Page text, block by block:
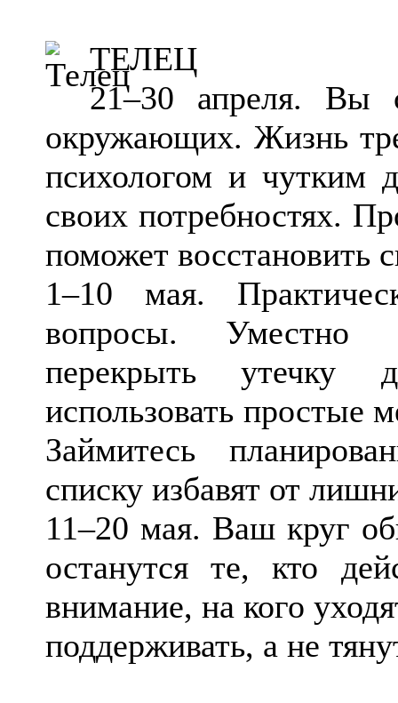
ТЕЛЕЦ
21–30 апреля. Вы
окружающих. Жизнь
психологом и чутким
своих потребностях.
поможет восстановить
1–10 мая.
вопросы. Уместно
перекрыть утечку
использовать простые
Займитесь
списку избавят от
11–20 мая. Ваш круг
останутся те, кто
внимание, на кого
поддерживать, а не